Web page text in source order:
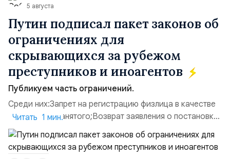
5 августа
Путин подписал пакет законов об
ограничениях для
скрывающихся за рубежом
преступников и иноагентов
Публикуем часть ограничений.
Среди них:Запрет на регистрацию физлица в качестве
ИП или самозанятого;Возврат заявления о постановке
недвижимости на кадастровый учет;Ограничение
водительских прав;Запрет регистрации транспортных
средств и на заключение сделок по
Читать 1 мин.